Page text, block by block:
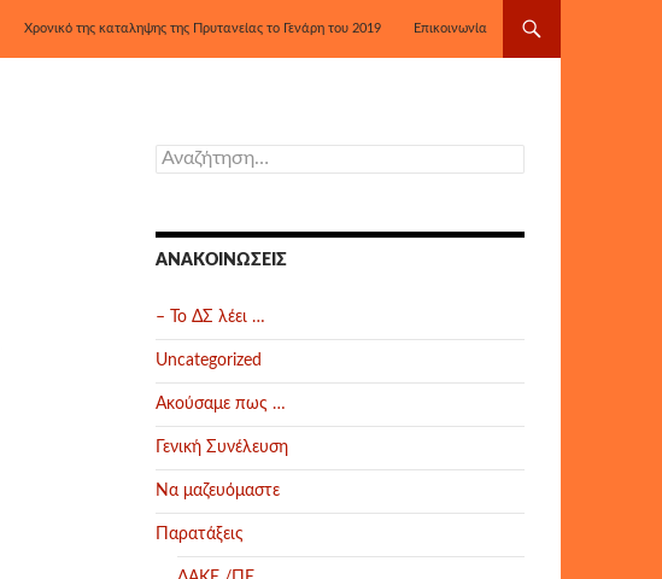
Χρονικό της καταληψης της Πρυτανείας το Γενάρη του 2019 Επικοινωνία
Αναζήτηση
για:
ΑΝΑΚΟΙΝΏΣΕΙΣ
– Το ΔΣ λέει …
Uncategorized
Ακούσαμε πως …
Γενική Συνέλευση
Να μαζευόμαστε
Παρατάξεις